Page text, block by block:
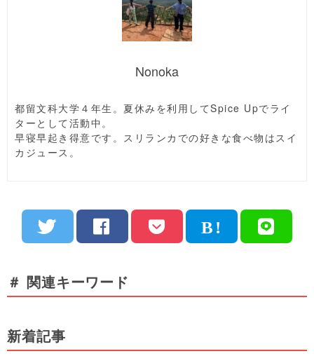
Nonoka
都留文科大学４年生。夏休みを利用してSpice Upでライ
ターとして活動中。
早寝早起き得意です。スリランカでの好きな食べ物はスイ
カジュース。
＃ 関連キーワード
新着記事